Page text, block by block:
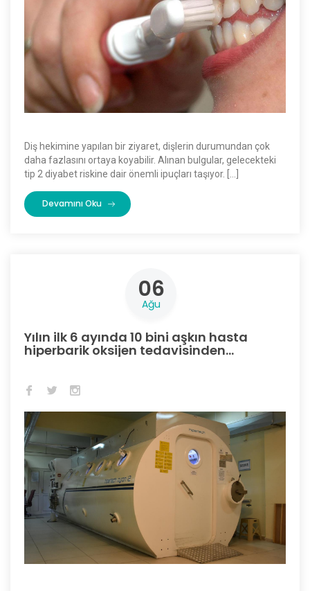
Diş hekimine yapılan bir ziyaret, dişlerin durumundan çok
daha fazlasını ortaya koyabilir. Alınan bulgular, gelecekteki
tip 2 diyabet riskine dair önemli ipuçları taşıyor. […]
Devamını Oku
06
Ağu
Yılın ilk 6 ayında 10 bini aşkın hasta
hiperbarik oksijen tedavisinden